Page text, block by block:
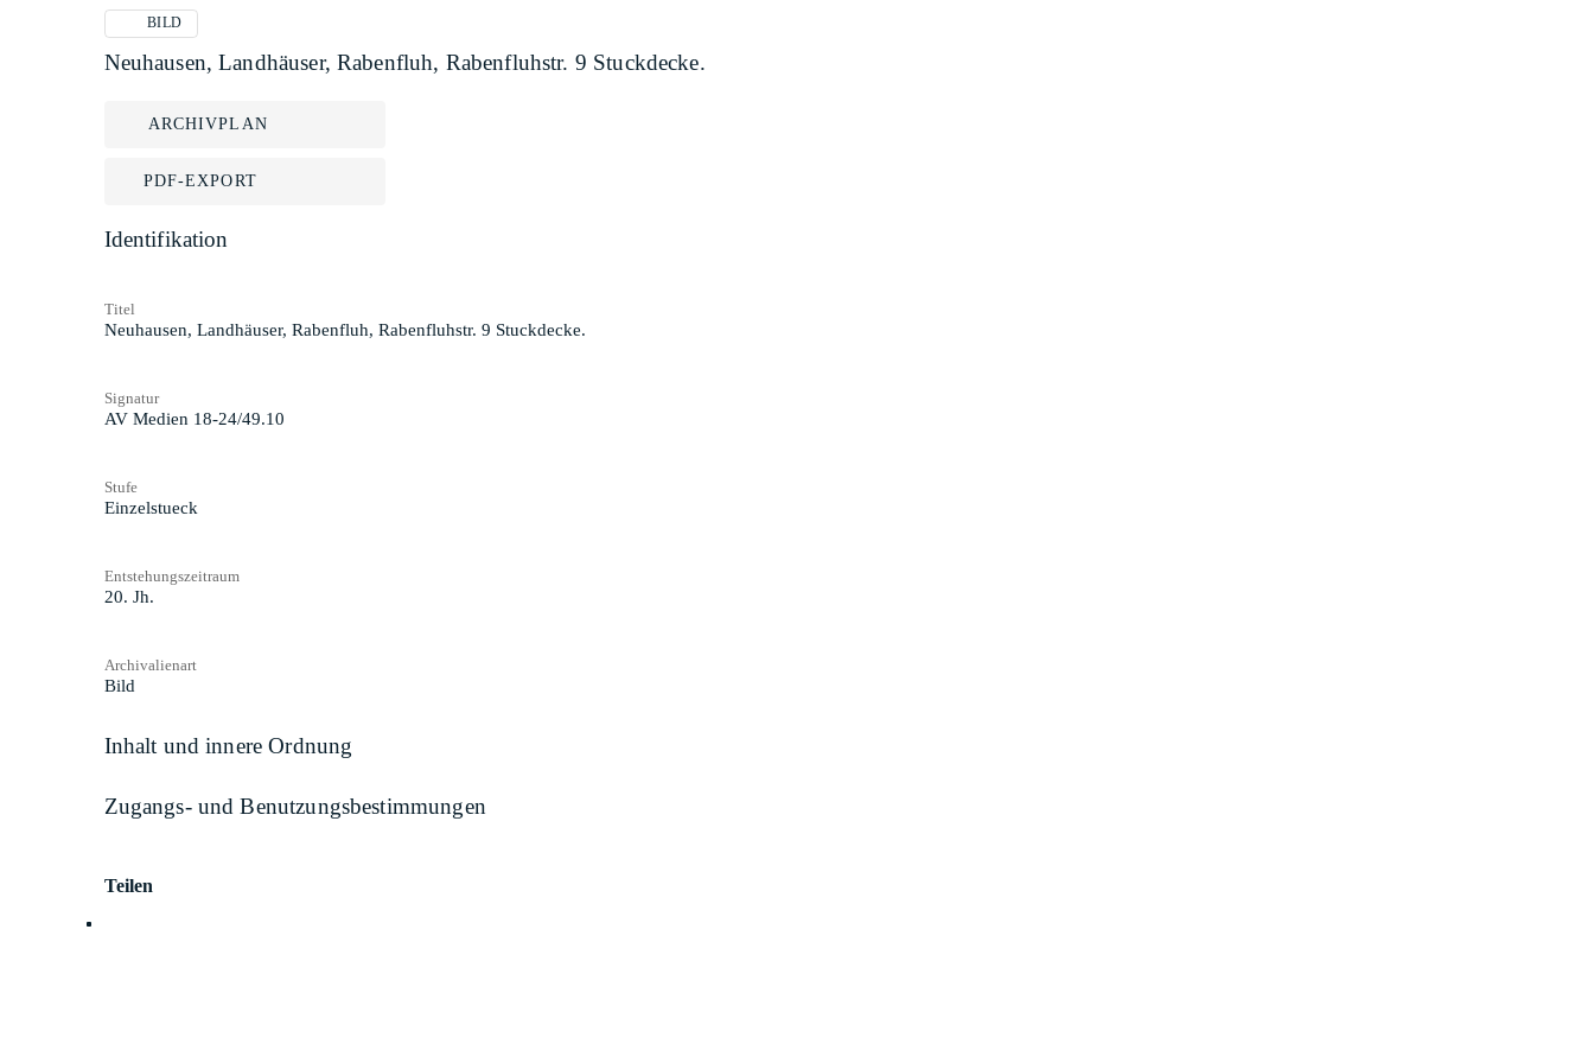
BILD
Neuhausen, Landhäuser, Rabenfluh, Rabenfluhstr. 9 Stuckdecke.
ARCHIVPLAN
PDF-EXPORT
Identifikation
Titel
Neuhausen, Landhäuser, Rabenfluh, Rabenfluhstr. 9 Stuckdecke.
Signatur
AV Medien 18-24/49.10
Stufe
Einzelstueck
Entstehungszeitraum
20. Jh.
Archivalienart
Bild
Inhalt und innere Ordnung
Zugangs- und Benutzungsbestimmungen
Teilen